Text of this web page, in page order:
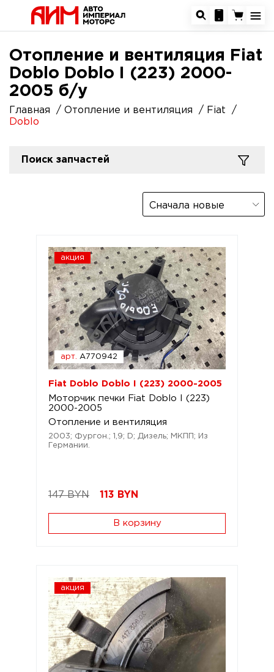
Отопление и вентиляция Fiat
Doblo Doblo I (223) 2000-
2005 б/у
Главная Отопление и вентиляция
Fiat
Doblo
Поиск запчастей
Сначала новые
акция
арт. A770942
Fiat Doblo Doblo I (223) 2000-2005
Моторчик печки Fiat Doblo I (223)
2000-2005
Отопление и вентиляция
2003; Фургон.; 1,9; D; Дизель; МКПП; Из
Германии.
147 BYN 113 BYN
В корзину
акция